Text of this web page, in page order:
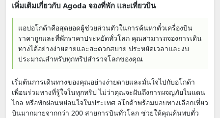
เพิ่มเติมเกี่ยวกับ Agoda จองที่พัก และเที่ยวบิน
แอปอโกด้าคือสุดยอดผู้ช่วยส่วนตัวในการค้นหาตั๋วเครื่องบิน
ราคาถูกและที่พักราคาประหยัดทั่วโลก คุณสามารถจองการเดิน
ทางได้อย่างง่ายดายและสะดวกสบาย ประหยัดเวลาและงบ
ประมาณสำหรับทุกทริปสำรวจโลกของคุณ
เริ่มต้นการเดินทางของคุณอย่างง่ายดายและมั่นใจไปกับอโกด้า
เพื่อนร่วมทางที่รู้ใจในทุกทริป ไม่ว่าคุณจะฝันถึงการผจญภัยในแดน
ไกล หรือพักผ่อนหย่อนใจในประเทศ อโกด้าพร้อมมอบทางเลือกเที่ยว
บินมากมายจากกว่า 200 สายการบินทั่วโลก ช่วยให้คุณค้นพบตั๋ว